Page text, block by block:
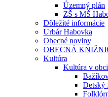
Územný plán
ZŠ s MŠ
Dôležité informácie
Urbár Habovka
Obecné noviny
OBECNÁ
Kultúra
Kultúra v obci
Detský